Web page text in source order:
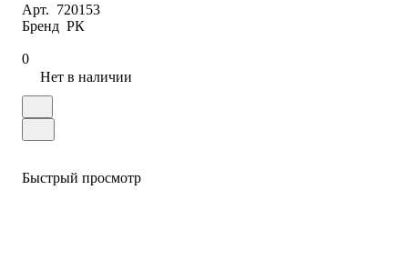
Арт. 720153
Бренд РК
0
Нет в наличии
Быстрый просмотр